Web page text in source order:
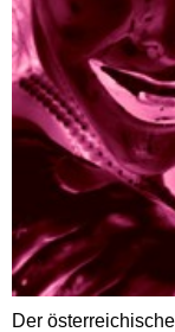
Der